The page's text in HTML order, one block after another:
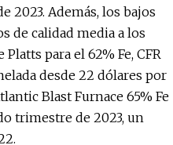
2023. Además, los bajos
de calidad media a los
para el 62% Fe, CFR
desde 22 dólares por
Blast Furnace 65% Fe
trimestre de 2023, un